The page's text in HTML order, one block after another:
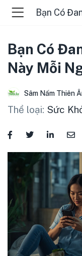
Bạn Có
Này Mỗi
Sâm Nấm Thiên
Thể loại: Sức